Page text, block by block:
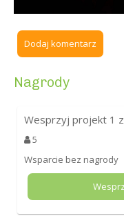
Dodaj komentarz
Nagrody
Wesprzyj projekt 1
5
Wsparcie bez nagrody